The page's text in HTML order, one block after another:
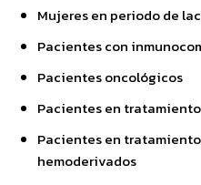
Mujeres en periodo de
Pacientes con
Pacientes oncológicos
Pacientes en
Pacientes en
hemoderivados